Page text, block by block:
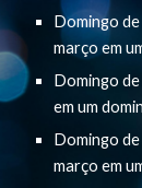
Domingo
março em
Domingo de
em um
Domingo de
março em